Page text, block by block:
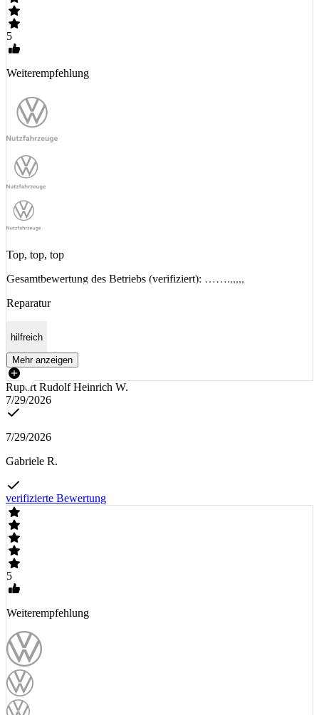
5
Weiterempfehlung
Top, top, top
Gesamtbewertung des Betriebs (verifiziert): …….,,,,,
Reparatur
hilfreich
Mehr anzeigen
Rupert Rudolf Heinrich W.
7/29/2026
7/29/2026
Gabriele R.
verifizierte Bewertung
5
Weiterempfehlung